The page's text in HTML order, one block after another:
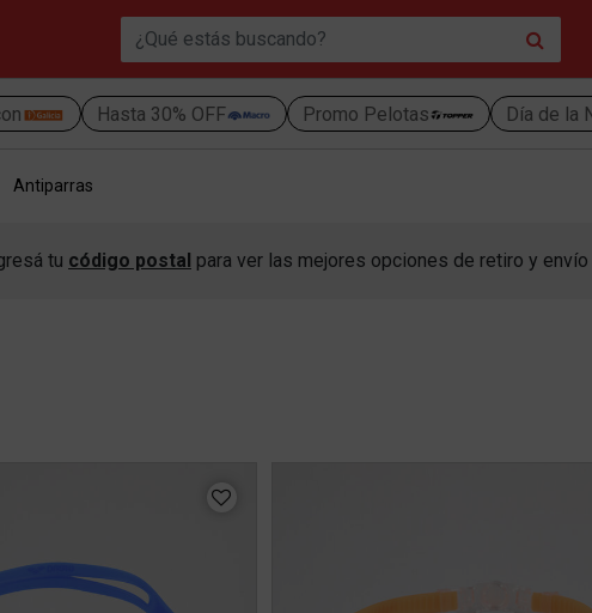
Hasta 30% OFF Promo Pelotas Día de la
Antiparras
tu código postal para ver las mejores opciones de retiro y envío